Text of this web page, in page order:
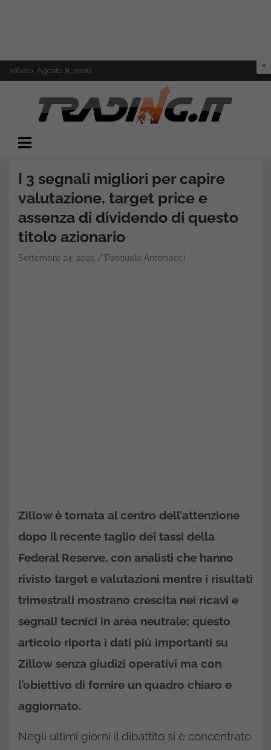
to
sabato, Agosto 8, 2026
Trading.it
I 3 segnali migliori per capire
valutazione, target price e
assenza di dividendo di questo
titolo azionario
Settembre 24, 2025 Pasquale Antoniacci
Zillow è tornata al centro dell’attenzione
dopo il recente taglio dei tassi della
Federal Reserve, con analisti che hanno
rivisto target e valutazioni mentre i risultati
trimestrali mostrano crescita nei ricavi e
segnali tecnici in area neutrale; questo
articolo riporta i dati più importanti su
Zillow senza giudizi operativi ma con
l’obiettivo di fornire un quadro chiaro e
aggiornato.
Negli ultimi giorni il dibattito si è concentrato